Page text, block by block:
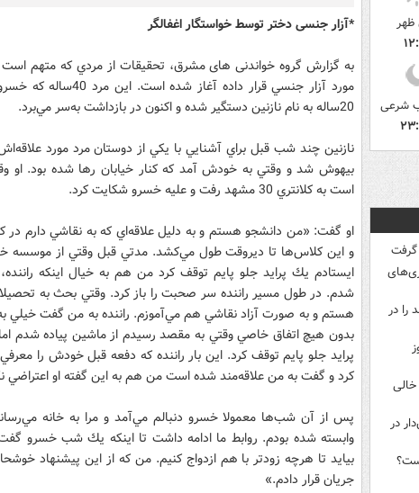
ظهر
شرعی
در
خالی
در
*آزار جنسی دختر توسط خواستگار اغفالگر
به گزارش گروه خواندنی های مشرق، تحقيقات از مردي كه متهم است
مورد آزار جنسي قرار داده
20ساله به نام نازنين دستگير شده و اكنون در بازداشت به‌سر مي‌برد.
نازنين چند شب قبل براي آشنايي با يكي از دوستان مرد مورد
بيهوش شد و وقتي به خودش آمد كه كنار خيابان رها شده بود. او
است به كلانتري 30 مشهد رفت و عليه خسرو شكايت كرد.
او گفت: «من دانشجو هستم و به دليل علاقه‌اي كه به نقاشي دارم
و اين كلاس‌ها تا ديروقت طول مي‌كشد. مدتي قبل وقتي از موسسه
ايستادم يك پرايد جلو پايم توقف كرد من هم به خيال اينكه
شدم. در طول مسير راننده سر صحبت را باز كرد. وقتي بحث به
هستم و به صورت آزاد نقاشي هم مي‌آموزم. راننده به من گفت خيلي
بدون هيچ اتفاق خاصي وقتي به مقصد رسيدم از ماشين پياده شدم
پرايد جلو پايم توقف كرد. اين بار راننده كه دفعه قبل خودش را
كرد و گفت به من علاقه‌مند شده است من هم به اين گفته او اعتراضي
پس از آن شب‌ها معمولا خسرو دنبالم مي‌آمد و مرا به خانه
وابسته شده بودم. روابط ما ادامه داشت تا اينكه يك شب خسرو
بيايد تا هرچه زودتر با هم ازدواج كنيم. من كه از اين پيشنهاد
جريان قرار دادم.»